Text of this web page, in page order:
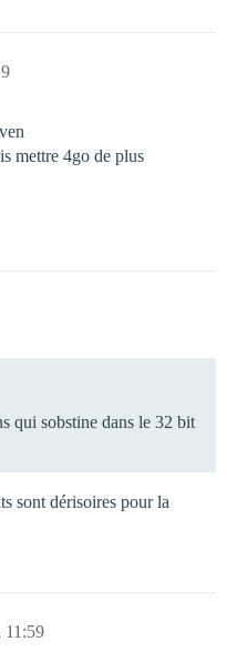
mettre 4go de plus
qui sobstine dans le 32 bit
sont dérisoires pour la
11:59